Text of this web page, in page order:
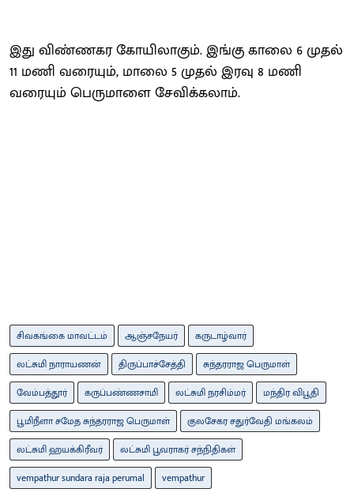
இது விண்ணகர கோயிலாகும். இங்கு காலை 6 முதல்
11 மணி வரையும், மாலை 5 முதல் இரவு 8 மணி
வரையும் பெருமாளை சேவிக்கலாம்.
சிவகங்கை மாவட்டம் ஆஞ்சநேயர்
கருடாழ்வார்
லட்சுமி நாராயணன்
திருப்பாச்சேத்தி
சுந்தரராஜ பெருமாள்
வேம்பத்தூர்
கருப்பண்ணசாமி லட்சுமி நரசிம்மர்
மந்திர விபூதி
பூமிநீளா சமேத சுந்தரராஜ பெருமாள்
குலசேகர சதுர்வேதி மங்கலம்
லட்சுமி ஹயக்கிரீவர்
லட்சுமி பூவராகர் சந்நிதிகள்
vempathur sundara raja perumal
vempathur